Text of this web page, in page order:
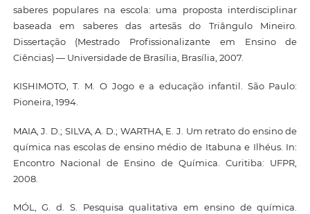
saberes populares na escola: uma proposta interdisciplinar
baseada em saberes das artesãs do Triângulo Mineiro.
Dissertação (Mestrado Profissionalizante em Ensino de
Ciências) — Universidade de Brasília, Brasília, 2007.
KISHIMOTO, T. M. O Jogo e a educação infantil. São Paulo:
Pioneira, 1994.
MAIA, J. D.; SILVA, A. D.; WARTHA, E. J. Um retrato do ensino de
química nas escolas de ensino médio de Itabuna e Ilhéus. In:
Encontro Nacional de Ensino de Química. Curitiba: UFPR,
2008.
MÓL, G. d. S. Pesquisa qualitativa em ensino de química.